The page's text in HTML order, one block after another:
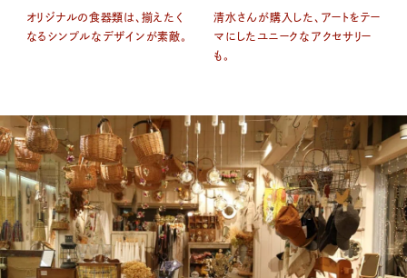
オリジナルの食器類は、揃えたく
なるシンプルなデザインが素敵。
清水さんが購入した、アートをテー
マにしたユニークなアクセサリー
も。